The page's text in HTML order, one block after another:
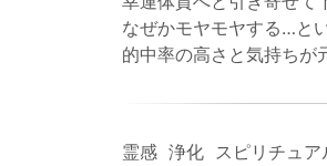
なぜかモヤモヤする…と
的中率の高さと気持ちが
霊感 浄化 スピリチュ